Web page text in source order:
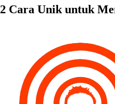
2 Cara Unik untuk